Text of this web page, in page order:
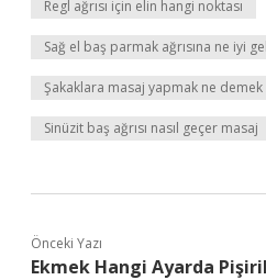
Regl ağrısı için elin hangi noktası
Sağ el baş parmak ağrısına ne iyi
Şakaklara masaj yapmak ne demek
Sinüzit baş ağrısı nasıl geçer masaj
Önceki Yazı
Ekmek Hangi Ayarda